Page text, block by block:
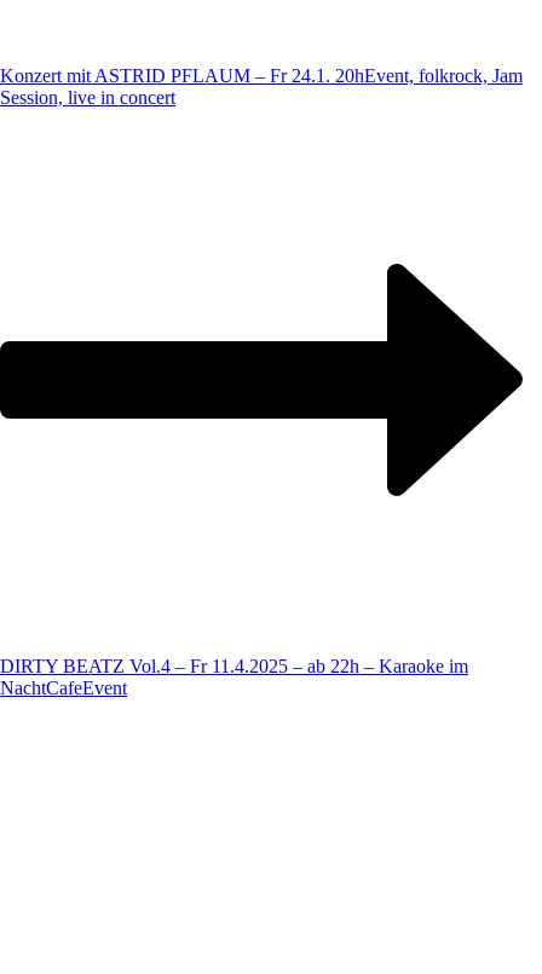
Konzert mit ASTRID PFLAUM – Fr 24.1. 20hEvent, folkrock, Jam
Session, live in concert
DIRTY BEATZ Vol.4 – Fr 11.4.2025 – ab 22h – Karaoke im
NachtCafeEvent